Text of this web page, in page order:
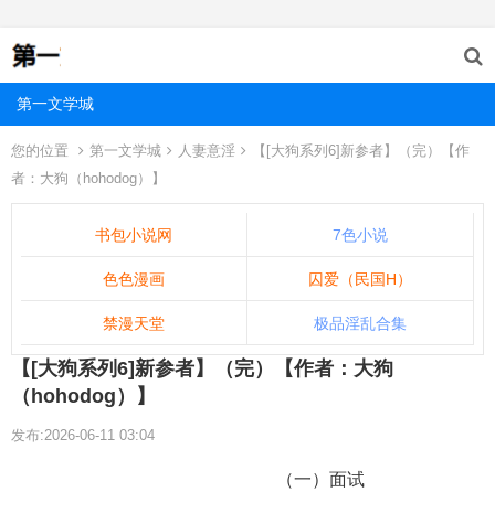
第一文学城
您的位置 第一文学城 人妻意淫
【[大狗系列6]新参者】（完）【作
者：大狗（hohodog）】
书包小说网 7色小说
色色漫画 囚爱（民国H）
禁漫天堂 极品淫乱合集
【[大狗系列6]新参者】（完）【作者：大狗
（hohodog）】
发布:2026-06-11 03:04
（一）面试